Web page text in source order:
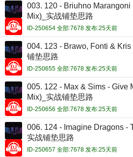
003. 120 - Briuhno Marangoni
Mix)_实战铺垫思路
ID-250654 全部:7678 发布:25天前
004. 123 - Brawo, Fonti &
铺垫思路
ID-250655 全部:7678 发布:25天前
005. 122 - Max & Sims - Give
Mix)_实战铺垫思路
ID-250656 全部:7678 发布:25天前
006. 124 - Imagine Dragons -
实战铺垫思路
ID-250657 全部:7678 发布:25天前